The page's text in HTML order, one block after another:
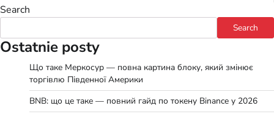
Search
Search
Ostatnie posty
Що таке Меркосур — повна картина блоку, який змінює
торгівлю Південної Америки
BNB: що це таке — повний гайд по токену Binance у 2026